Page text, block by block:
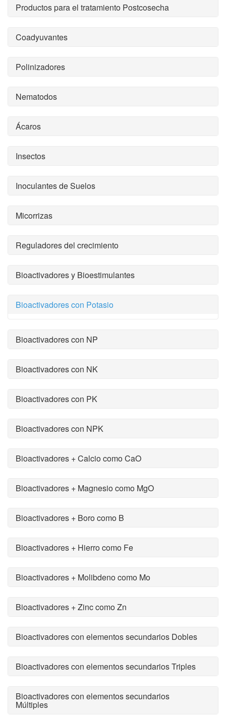
Productos para el tratamiento Postcosecha
Coadyuvantes
Polinizadores
Nematodos
Ácaros
Insectos
Inoculantes de Suelos
Micorrizas
Reguladores del crecimiento
Bioactivadores y Bioestimulantes
Bioactivadores con Potasio
Bioactivadores con NP
Bioactivadores con NK
Bioactivadores con PK
Bioactivadores con NPK
Bioactivadores + Calcio como CaO
Bioactivadores + Magnesio como MgO
Bioactivadores + Boro como B
Bioactivadores + Hierro como Fe
Bioactivadores + Molibdeno como Mo
Bioactivadores + Zinc como Zn
Bioactivadores con elementos secundarios Dobles
Bioactivadores con elementos secundarios Triples
Bioactivadores con elementos secundarios
Múltiples